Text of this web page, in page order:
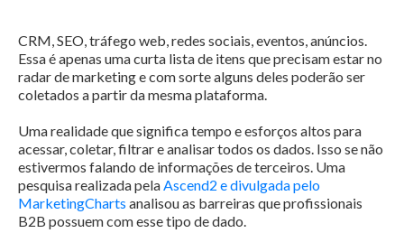
CRM, SEO, tráfego web, redes sociais, eventos, anúncios.
Essa é apenas uma curta lista de itens que precisam estar no
radar de marketing e com sorte alguns deles poderão ser
coletados a partir da mesma plataforma.
Uma realidade que significa tempo e esforços altos para
acessar, coletar, filtrar e analisar todos os dados. Isso se não
estivermos falando de informações de terceiros. Uma
pesquisa realizada pelaAscend2 e divulgada pelo
MarketingCharts analisou as barreiras que profissionais
B2B possuem com esse tipo de dado.